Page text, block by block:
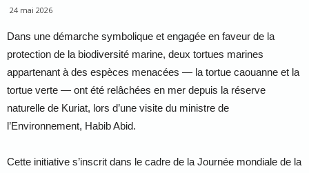
24 mai 2026
Dans une démarche symbolique et engagée en faveur de la
protection de la biodiversité marine, deux tortues marines
appartenant à des espèces menacées — la tortue caouanne et la
tortue verte — ont été relâchées en mer depuis la réserve
naturelle de Kuriat, lors d’une visite du ministre de
l’Environnement, Habib Abid.
Cette initiative s’inscrit dans le cadre de la Journée mondiale de la